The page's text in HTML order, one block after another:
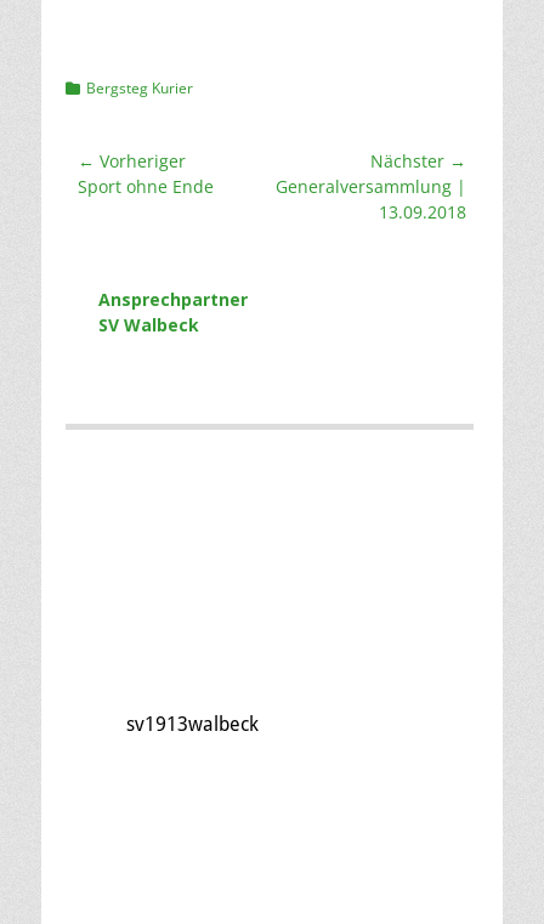
Kategorien
Bergsteg Kurier
Beitragsnavigation
← Vorheriger
Vorheriger
Sport ohne Ende
Nächster →
Nächster
Generalversammlung |
13.09.2018
Ansprechpartner
SV Walbeck
sv1913walbeck